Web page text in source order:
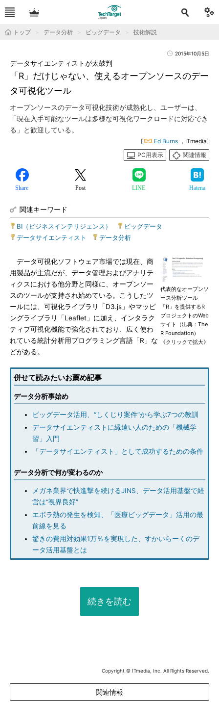
トップ データ分析 ビッグデータ 技術解説
2015年10月5日
「R」だけじゃない、使えるオープンソースのデー
タ可視化ツール
データサイエンティストが太鼓判
オープンソースのデータ可視化技術が成熟化し、ユーザーは、
「現在入手可能なツールは多様な可視化ワークロードに対応でき
る」と歓迎している。
[ Ed Burns ，ITmedia]
PC用表示
関連情報
Share Post LINE Hatena
関連キーワード
BI（ビジネスインテリジェンス） ビッグデータ
データサイエンティスト
データ分析
代表的なオープンソ
ース分析ツール
「R」を提供するR
プロジェクトのWeb
サイト（出典：The
R Foundation）
《クリックで拡大》
データ可視化ソフトウェア市場では現在、商
用製品が主流だが、データ管理およびアナリテ
ィクスにおける他分野と同様に、オープンソー
スのツールが支持され始めている。こうしたツ
ールには、可視化ライブラリ「D3.js」やマッピ
ングライブラリ「Leaflet」に加え、インタラク
ティブ可視化機能で強化されており、広く使わ
れている統計分析用プログラミング言語「R」な
どがある。
併せて読みたいお薦め記事
データ分析事始め
ビッグデータ活用、“しくじり案件”から学ぶ7つの教訓
データサイエンティストに縁遠い人のための「機械学
習」入門
「データサイエンティスト」として成功するための条件
データ分析で何が変わるのか
メガネ業界で快進撃を続けるJINS、データ活用基盤で経
営は“視界良好”
エボラ熱の発生を検知、「医療ビッグデータ」活用の最
前線を見る
驚きの費用対効果1万％を実現した、すかいらーくのデ
ータ活用基盤とは
続きを読む
Copyright © ITmedia, Inc. All Rights Reserved.
関連情報